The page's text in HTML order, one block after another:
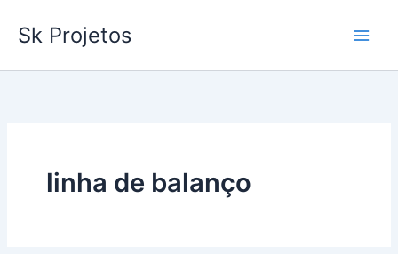
para
conteúdo
Sk Projetos
linha de balanço